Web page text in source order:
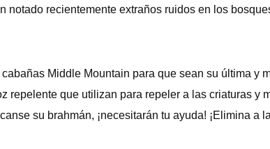
notado recientemente extraños ruidos en los
Middle Mountain para que sean su última y
repelente que utilizan para repeler a las criaturas
su brahmán, ¡necesitarán tu ayuda! ¡Elimina